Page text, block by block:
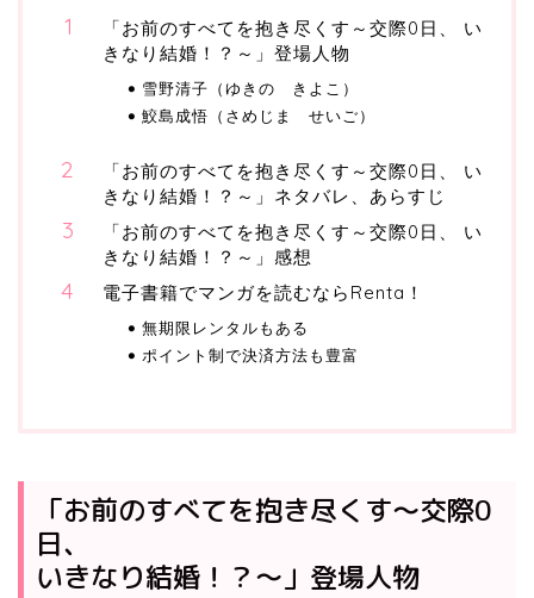
「お前のすべてを抱き尽くす～交際0日、 い
きなり結婚！？～」登場人物
雪野清子（ゆきの きよこ）
鮫島成悟（さめじま せいご）
「お前のすべてを抱き尽くす～交際0日、 い
きなり結婚！？～」ネタバレ、あらすじ
「お前のすべてを抱き尽くす～交際0日、 い
きなり結婚！？～」感想
電子書籍でマンガを読むならRenta！
無期限レンタルもある
ポイント制で決済方法も豊富
「お前のすべてを抱き尽くす～交際0
日、
いきなり結婚！？～」登場人物